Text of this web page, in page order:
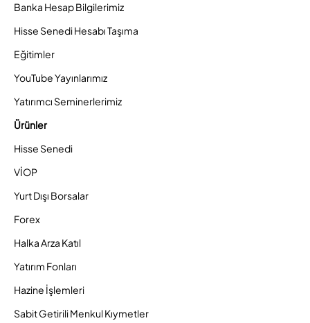
Banka Hesap Bilgilerimiz
Hisse Senedi Hesabı Taşıma
Eğitimler
YouTube Yayınlarımız
Yatırımcı Seminerlerimiz
Ürünler
Hisse Senedi
VİOP
Yurt Dışı Borsalar
Forex
Halka Arza Katıl
Yatırım Fonları
Hazine İşlemleri
Sabit Getirili Menkul Kıymetler